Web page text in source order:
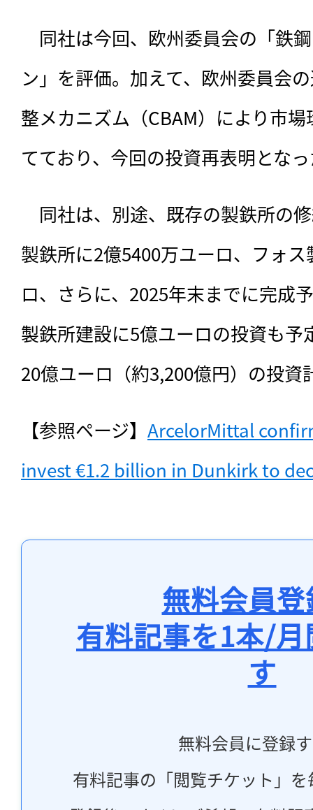
同社は今回、欧州委員会の「鉄
ン」を評価。加えて、欧州委員会
整メカニズム（CBAM）により市
てており、今回の投資再表明とな
同社は、別途、既存の製鉄所の
製鉄所に2億5400万ユーロ、フォ
ロ、さらに、2025年末までに完成
製鉄所建設に5億ユーロの投資も予
20億ユーロ（約3,200億円）の投資
【参照ページ】 ArcelorMittal
invest €1.2 billion in Dunkirk to
無料会員
有料記事を1本/
す
無料会員に登録
有料記事の「閲覧チケット」